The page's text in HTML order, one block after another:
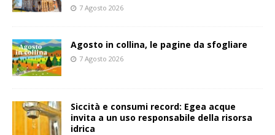
7 Agosto 2026
Agosto in collina, le pagine da sfogliare
7 Agosto 2026
Siccità e consumi record: Egea acque
invita a un uso responsabile della risorsa
idrica